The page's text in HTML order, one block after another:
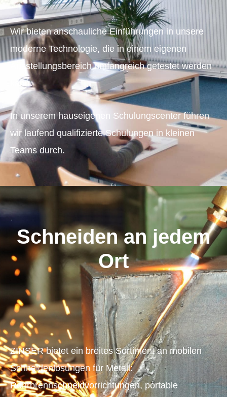
Wir bieten anschauliche Einführungen in unsere
moderne Technologie, die in einem eigenen
Ausstellungsbereich umfangreich getestet werden
kann.
In unserem hauseigenen Schulungscenter führen
wir laufend qualifizierte Schulungen in kleinen
Teams durch.
Schneiden an jedem
Ort​
ZINSER bietet ein breites Sortiment an mobilen
Schneidenlösungen für Metall:
Rohrbrennschneidvorrichtungen, portable